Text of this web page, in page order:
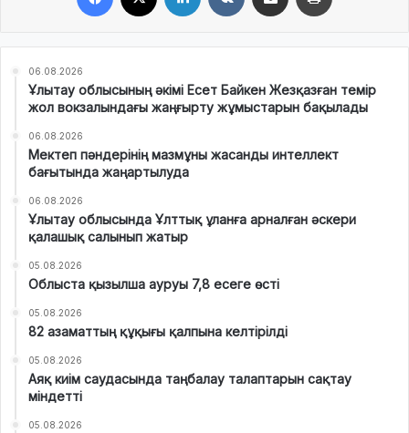
06.08.2026
Ұлытау облысының әкімі Есет Байкен Жезқазған темір
жол вокзалындағы жаңғырту жұмыстарын бақылады
06.08.2026
Мектеп пәндерінің мазмұны жасанды интеллект
бағытында жаңартылуда
06.08.2026
Ұлытау облысында Ұлттық ұланға арналған әскери
қалашық салынып жатыр
05.08.2026
Облыста қызылша ауруы 7,8 есеге өсті
05.08.2026
82 азаматтың құқығы қалпына келтірілді
05.08.2026
Аяқ киім саудасында таңбалау талаптарын сақтау
міндетті
05.08.2026